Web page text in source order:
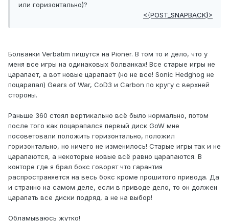
или горизонтально)?
<{POST_SNAPBACK}>
Болванки Verbatim пишутся на Pioner. В том то и дело, что у
меня все игры на одинаковых болванках! Все старые игры не
царапает, а вот новые царапает (но не все! Sonic Hedghog не
поцарапал) Gears of War, CoD3 и Carbon по кругу с верхней
стороны.
Раньше 360 стоял вертикально всё было нормально, потом
после того как поцарапался первый диск GoW мне
посоветовали положить горизонтально, положил
горизонтально, но ничего не изменилось! Старые игры так и не
царапаются, а некоторые новые всё равно царапаются. В
конторе где я брал бокс говорят что гарантия
распространяется на весь бокс кроме прошитого привода. Да
и странно на самом деле, если в приводе дело, то он должен
царапать все диски подряд, а не на выбор!
Обламываюсь жутко!